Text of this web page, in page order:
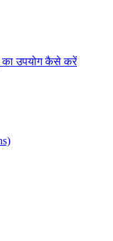
का उपयोग कैसे करें